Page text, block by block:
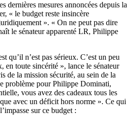
dernières mesures annoncées depuis la
« le budget reste insincère
». « On ne peut pas dire
le sénateur apparenté LR, Philippe
qu’il n’est pas sérieux. C’est un peu
en toute sincérité », lance le sénateur
de la mission sécurité, au sein de la
problème pour Philippe Dominati,
vous avez des cadeaux tous les
avec un déficit hors norme ». Ce qui
sur ce budget :